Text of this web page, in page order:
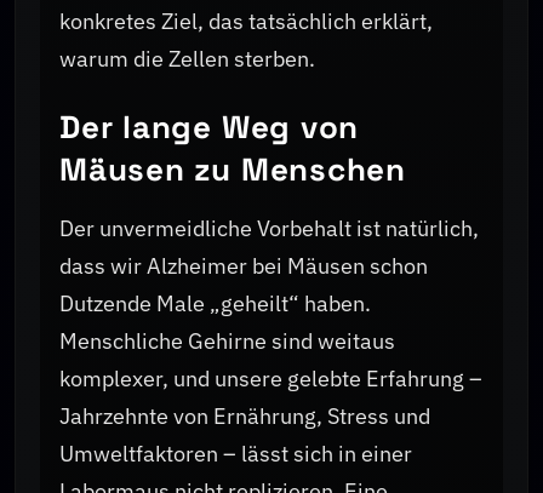
konkretes Ziel, das tatsächlich erklärt,
warum die Zellen sterben.
Der lange Weg von
Mäusen zu Menschen
Der unvermeidliche Vorbehalt ist natürlich,
dass wir Alzheimer bei Mäusen schon
Dutzende Male „geheilt“ haben.
Menschliche Gehirne sind weitaus
komplexer, und unsere gelebte Erfahrung –
Jahrzehnte von Ernährung, Stress und
Umweltfaktoren – lässt sich in einer